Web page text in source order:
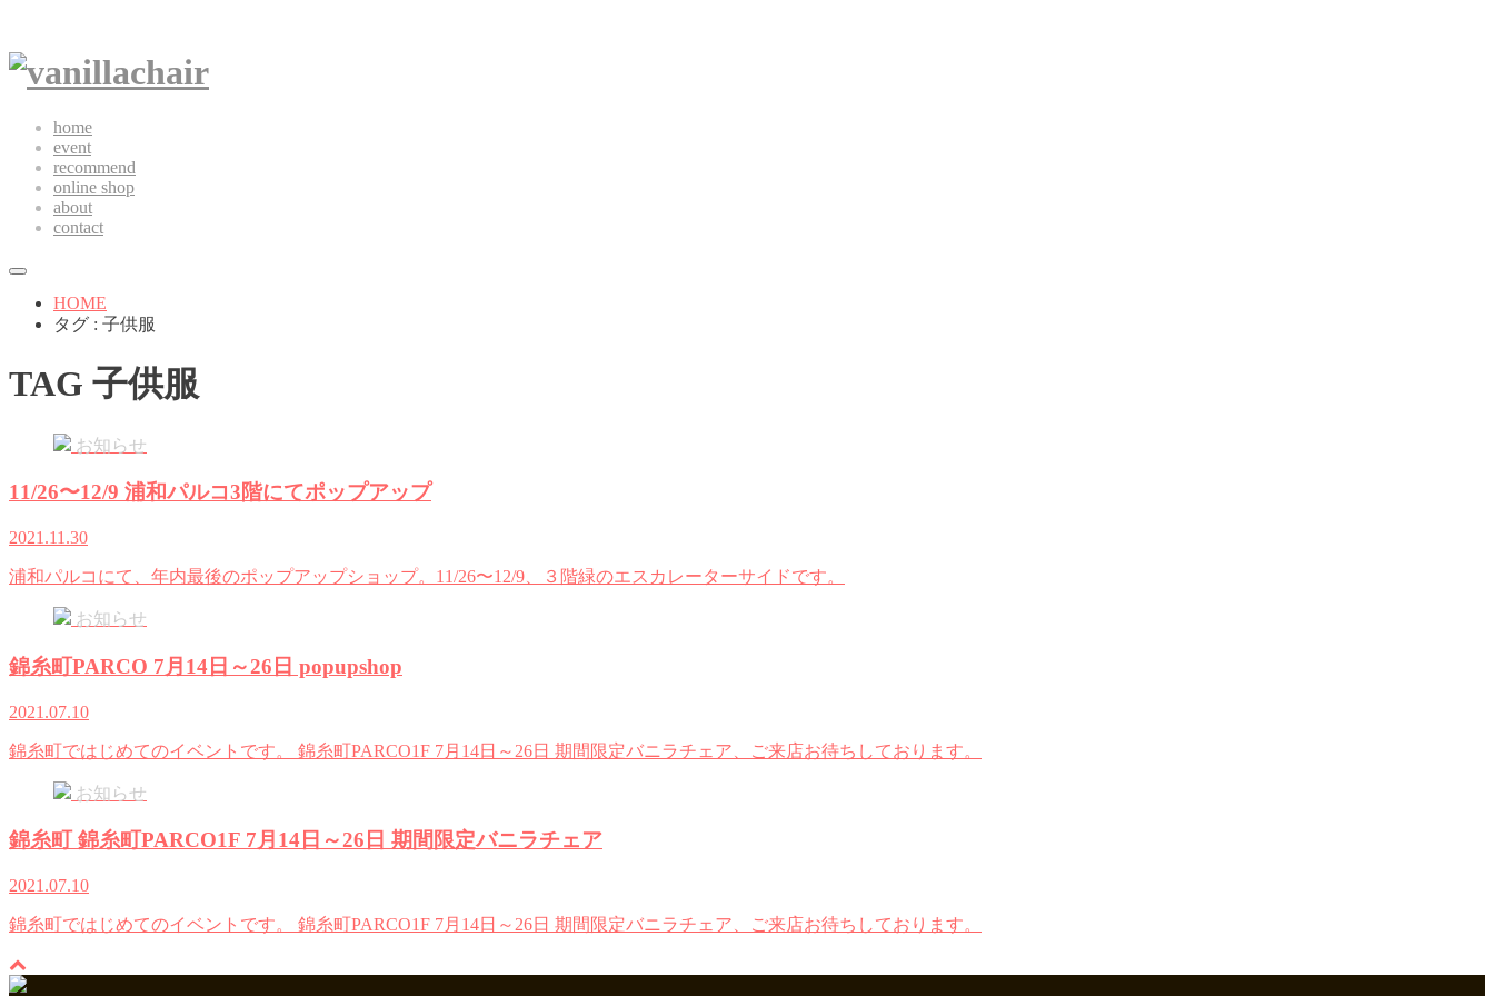
home
event
recommend
online shop
about
contact
HOME
タグ : 子供服
TAG 子供服
お知らせ
11/26〜12/9 浦和パルコ3階にてポップアップ
2021.11.30
浦和パルコにて、年内最後のポップアップショップ。11/26〜12/9、３階緑のエスカレーターサイドです。
お知らせ
錦糸町PARCO 7月14日～26日 popupshop
2021.07.10
錦糸町ではじめてのイベントです。 錦糸町PARCO1F 7月14日～26日 期間限定バニラチェア、ご来店お待ちしております。
お知らせ
錦糸町 錦糸町PARCO1F 7月14日～26日 期間限定バニラチェア
2021.07.10
錦糸町ではじめてのイベントです。 錦糸町PARCO1F 7月14日～26日 期間限定バニラチェア、ご来店お待ちしております。